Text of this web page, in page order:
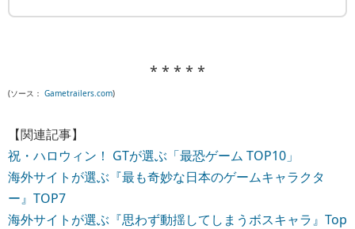
* * * * *
(ソース： Gametrailers.com)
【関連記事】
祝・ハロウィン！ GTが選ぶ「最恐ゲーム TOP10」
海外サイトが選ぶ『最も奇妙な日本のゲームキャラクタ
ー』TOP7
海外サイトが選ぶ『思わず動揺してしまうボスキャラ』Top